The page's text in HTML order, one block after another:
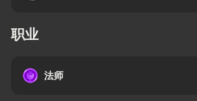
职业
法师